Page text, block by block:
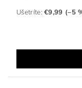
Ušetríte:€9,99 (–5